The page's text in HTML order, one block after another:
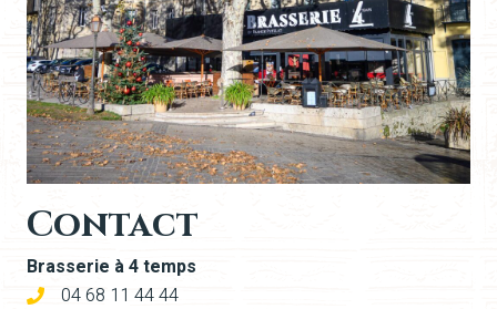
Contact
Brasserie à 4 temps
04 68 11 44 44